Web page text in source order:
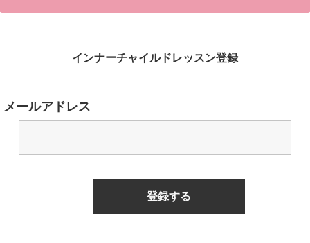
インナーチャイルドレッスン登録
メールアドレス